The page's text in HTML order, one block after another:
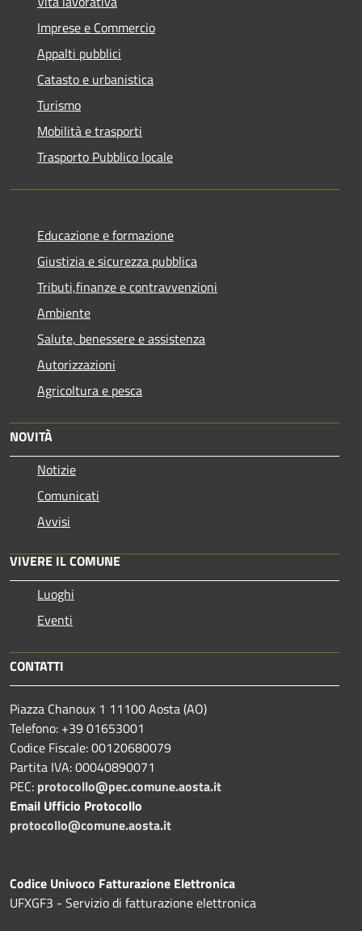
Imprese e Commercio
Appalti pubblici
Catasto e urbanistica
Turismo
Mobilità e trasporti
Trasporto Pubblico locale
Educazione e formazione
Giustizia e sicurezza pubblica
Tributi,finanze e contravvenzioni
Ambiente
Salute, benessere e assistenza
Autorizzazioni
Agricoltura e pesca
NOVITÀ
Notizie
Comunicati
Avvisi
VIVERE IL COMUNE
Luoghi
Eventi
CONTATTI
Piazza Chanoux 1 11100 Aosta (AO)
Telefono: +39 01653001
Codice Fiscale: 00120680079
Partita IVA: 00040890071
PEC: protocollo@pec.comune.aosta.it
Email Ufficio Protocollo
protocollo@comune.aosta.it
Codice Univoco Fatturazione Elettronica
UFXGF3 - Servizio di fatturazione elettronica